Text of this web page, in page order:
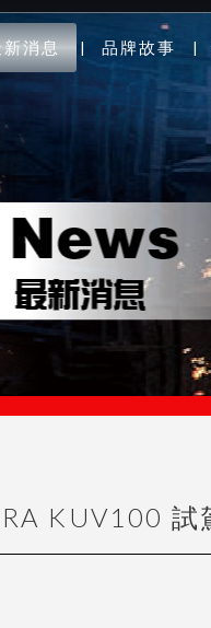
新消息 | 品牌故事 |
KUV100 試